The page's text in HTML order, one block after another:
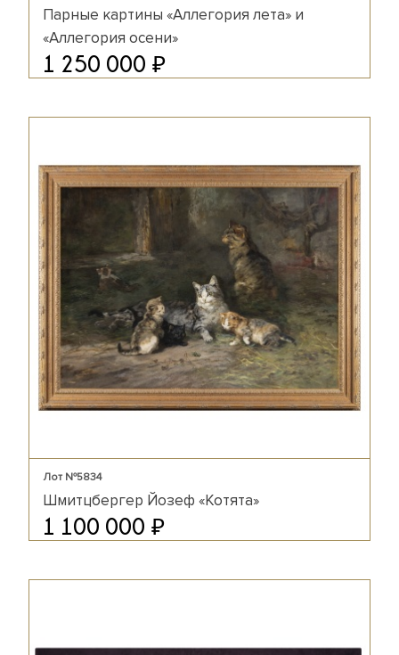
Парные картины «Аллегория лета» и
«Аллегория осени»
1 250 000 ₽
Лот №5834
Шмитцбергер Йозеф «Котята»
1 100 000 ₽